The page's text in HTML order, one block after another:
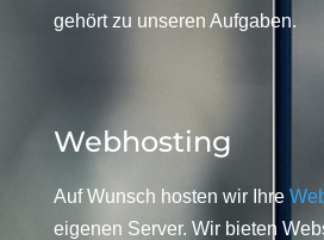
gehört zu unseren Aufgaben.
Webhosting
Auf Wunsch hosten wir Ihre
eigenen Server. Wir bieten